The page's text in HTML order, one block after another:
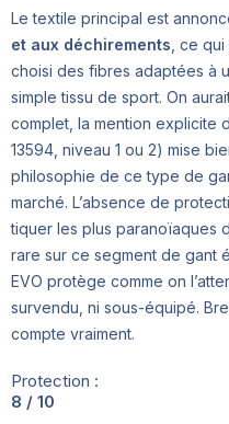
Le textile principal est
et aux déchirements , ce
choisi des fibres adaptées à
simple tissu de sport. On
complet, la mention explicite
13594, niveau 1 ou 2) mise
philosophie de ce type de
marché. L’absence de
tiquer les plus paranoïaques
rare sur ce segment de gant
EVO protège comme on
survendu, ni sous-équipé.
compte vraiment.
Protection :
8 / 10